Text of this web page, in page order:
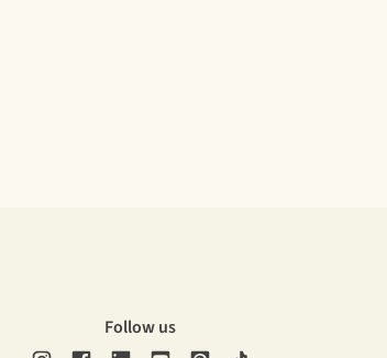
Follow us